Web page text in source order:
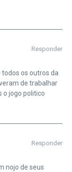
Responder
todos os outros da
de trabalhar
o jogo politico
Responder
nojo de seus